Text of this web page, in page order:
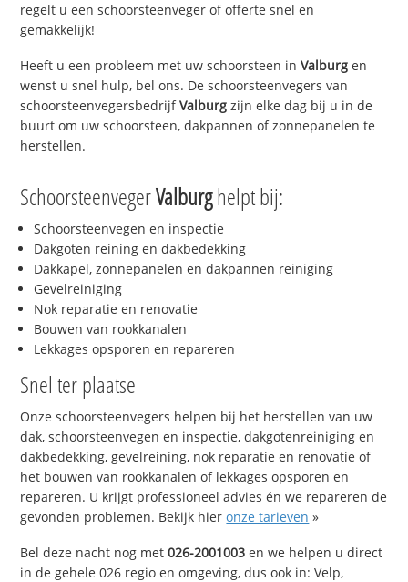
regelt u een schoorsteenveger of offerte snel en
gemakkelijk!
Heeft u een probleem met uw schoorsteen inValburg en
wenst u snel hulp, bel ons. De schoorsteenvegers van
schoorsteenvegersbedrijfValburg zijn elke dag bij u in de
buurt om uw schoorsteen, dakpannen of zonnepanelen te
herstellen.
SchoorsteenvegerValburghelpt bij:
Schoorsteenvegen en inspectie
Dakgoten reining en dakbedekking
Dakkapel, zonnepanelen en dakpannen reiniging
Gevelreiniging
Nok reparatie en renovatie
Bouwen van rookkanalen
Lekkages opsporen en repareren
Snel ter plaatse
Onze schoorsteenvegers helpen bij het herstellen van uw
dak, schoorsteenvegen en inspectie, dakgotenreiniging en
dakbedekking, gevelreining, nok reparatie en renovatie of
het bouwen van rookkanalen of lekkages opsporen en
repareren. U krijgt professioneel advies én we repareren de
gevonden problemen. Bekijk hieronze tarieven »
Bel deze nacht nog met026-2001003 en we helpen u direct
in de gehele 026 regio en omgeving, dus ook in: Velp,